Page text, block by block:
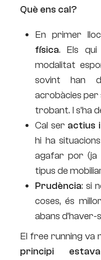
Què ens cal?
En primer
física. Els qui
modalitat
sovint han
acrobàcies per
trobant. I s’ha
Cal ser actius
hi ha
agafar por (ja
tipus de
Prudència: si
coses, és
abans
El free running va
principi